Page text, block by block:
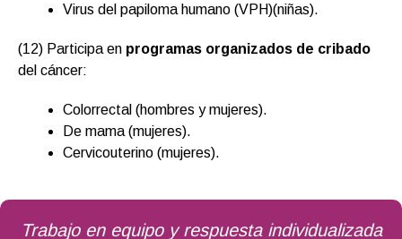
Virus del papiloma humano (VPH)(niñas).
(12) Participa en programas organizados de cribado
del cáncer:
Colorrectal (hombres y mujeres).
De mama (mujeres).
Cervicouterino (mujeres).
Trabajo en equipo y respuesta individualizada